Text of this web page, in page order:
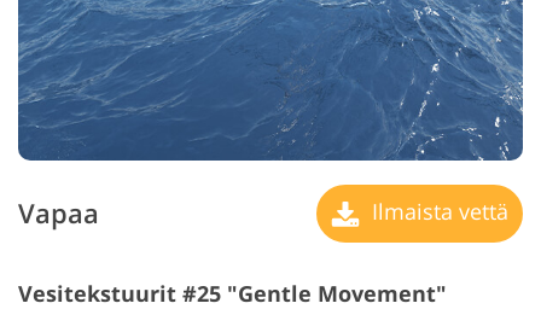
Vapaa Ilmaista vettä
Vesitekstuurit #25 "Gentle Movement"